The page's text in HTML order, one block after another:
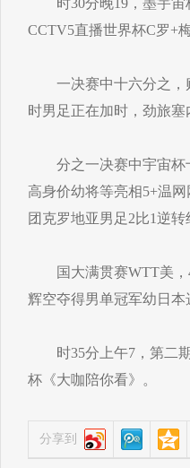
时30分晚19，墨宇宙
CCTV5直播世界杯C罗+
一决赛中十六分之，败
时男足正在加时，劲旅塞
分之一决赛中宇宙杯十
高身价幼将等亮相5+温
团克罗地亚男足2比1逆转
国大满贯赛WTT美，4
辉空夺得男单冠军幼日本
时35分上午7，第二期
杯《大咖陪你看》。
分享到